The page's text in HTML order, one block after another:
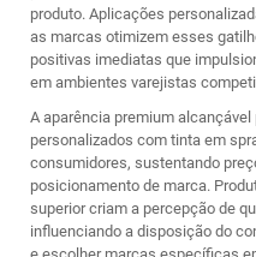
produto. Aplicações
as marcas otimizem esses
positivas imediatas que
em ambientes varejistas
A aparência premium
personalizados com tinta em
consumidores, sustentando
posicionamento de marca.
superior criam a percepção de
influenciando a disposição do